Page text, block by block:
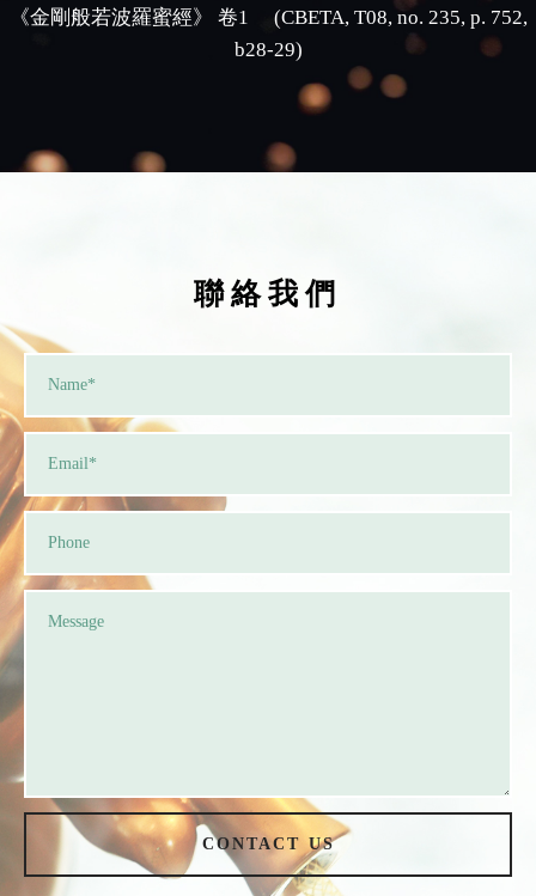
《金剛般若波羅蜜經》 卷1 (CBETA, T08, no. 235, p. 752,
b28-29)
聯絡我們
CONTACT US